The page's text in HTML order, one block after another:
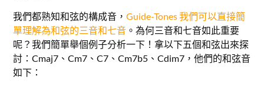
我們都熟知和弦的構成音，Guide-Tones 我們可以直接簡
單理解為和弦的三音和七音 。為何三音和七音如此重要
呢？我們簡單舉個例子分析一下！拿以下五個和弦出來探
討：Cmaj7、Cm7、C7、Cm7b5、Cdim7，他們的和弦音
如下：